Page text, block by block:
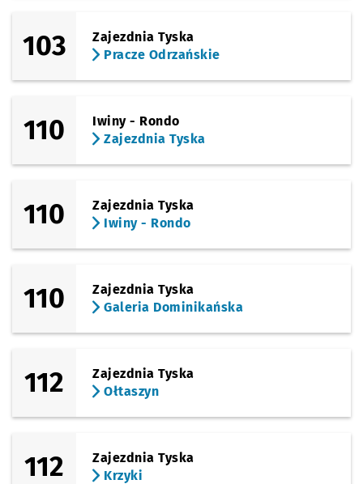
103
Zajezdnia Tyska
Pracze Odrzańskie
110
Iwiny - Rondo
Zajezdnia Tyska
110
Zajezdnia Tyska
Iwiny - Rondo
110
Zajezdnia Tyska
Galeria Dominikańska
112
Zajezdnia Tyska
Ołtaszyn
112
Zajezdnia Tyska
Krzyki